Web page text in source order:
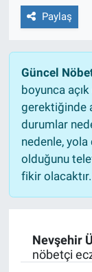
Paylaş
Güncel
boyunca
gerektiğinde
durumlar
nedenle, yola
olduğunu
fikir olacaktır.
Nevşehir
nöbetçi